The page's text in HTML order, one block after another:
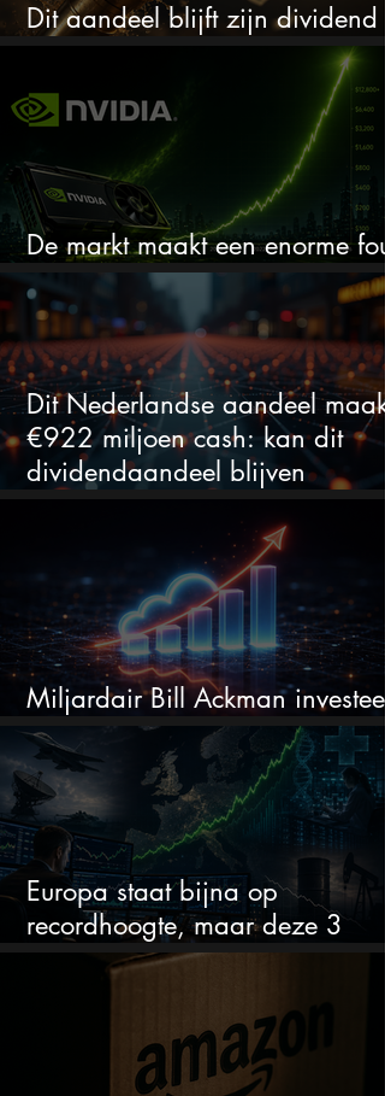
Dit aandeel blijft zijn dividend
verhogen, wat er ook gebeurt
De markt maakt een enorme fout
Dit Nederlandse aandeel maakt
€922 miljoen cash: kan dit
dividendaandeel blijven
verhogen?
Miljardair Bill Ackman investeert
miljarden in dit techaandeel
Europa staat bijna op
recordhoogte, maar deze 3
sectoren vallen nu op